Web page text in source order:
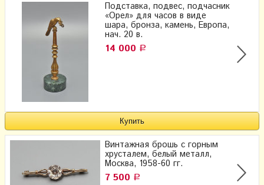
Подставка, подвес, подчасник
«Орел» для часов в виде
шара, бронза, камень, Европа,
нач. 20 в.
14 000 Р
Винтажная брошь с горным
хрусталем, белый металл,
Москва, 1958-60 гг.
7 500 Р